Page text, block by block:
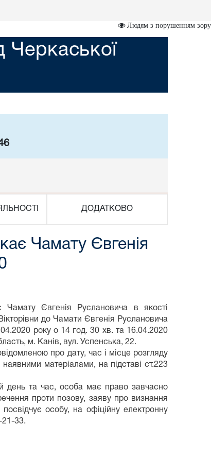
Людям з порушенням зору
Черкаської
ДОДАТКОВО
Чамату Євгенія
Чамату Євгенія Руслановича в якості
до Чамати Євгенія Руслановича
року о 14 год. 30 хв. та 16.04.2020
м. Канів, вул. Успенська, 22.
про дату, час і місце розгляду
матеріалами, на підставі ст.223
день та час, особа має право завчасно
проти позову, заяву про визнання
особу, на офіційну електронну
21-33.